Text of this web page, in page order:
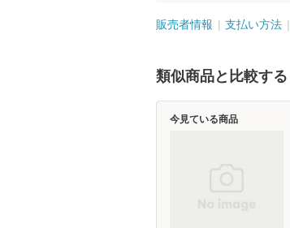
販売者情報 支払い方法
類似商品と比較する
今見ている商品